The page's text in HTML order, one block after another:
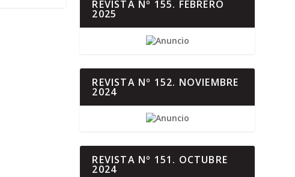
REVISTA Nº 155. FEBRERO
2025
REVISTA Nº 152. NOVIEMBRE
2024
REVISTA Nº 151. OCTUBRE
2024